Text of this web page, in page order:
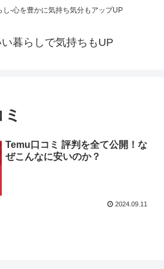
し-心を豊かに気持ち気分もアップUP
暮らしで気持ちもUP
Temu口コミ 評判を全て公開！な
ぜこんなに安いのか？
2024.09.11